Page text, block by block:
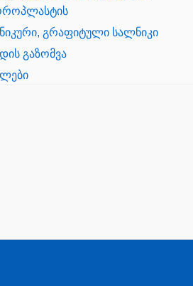
გრაფიტული სალნიკი
გაზომვა
რგოლი